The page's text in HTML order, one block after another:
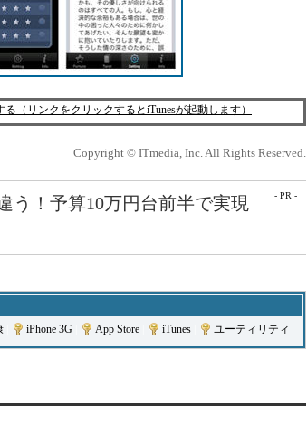
（リンクをクリックするとiTunesが起動します）
Copyright © ITmedia, Inc. All Rights Reserved.
- PR -
う！予算10万円台前半で実現
iPhone 3G App Store iTunes ユーティリティ